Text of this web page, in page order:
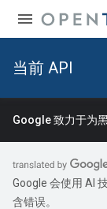
当前 API
Google 致力于为
Google 会使用 AI
含错误。